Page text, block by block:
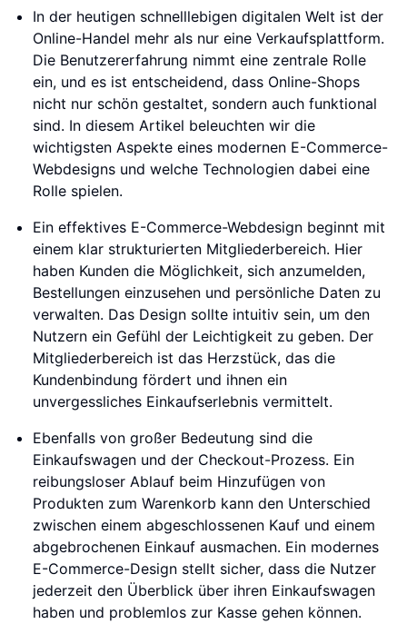
In der heutigen schnelllebigen digitalen Welt ist der
Online-Handel mehr als nur eine Verkaufsplattform.
Die Benutzererfahrung nimmt eine zentrale Rolle
ein, und es ist entscheidend, dass Online-Shops
nicht nur schön gestaltet, sondern auch funktional
sind. In diesem Artikel beleuchten wir die
wichtigsten Aspekte eines modernen E-Commerce-
Webdesigns und welche Technologien dabei eine
Rolle spielen.
Ein effektives E-Commerce-Webdesign beginnt mit
einem klar strukturierten Mitgliederbereich. Hier
haben Kunden die Möglichkeit, sich anzumelden,
Bestellungen einzusehen und persönliche Daten zu
verwalten. Das Design sollte intuitiv sein, um den
Nutzern ein Gefühl der Leichtigkeit zu geben. Der
Mitgliederbereich ist das Herzstück, das die
Kundenbindung fördert und ihnen ein
unvergessliches Einkaufserlebnis vermittelt.
Ebenfalls von großer Bedeutung sind die
Einkaufswagen und der Checkout-Prozess. Ein
reibungsloser Ablauf beim Hinzufügen von
Produkten zum Warenkorb kann den Unterschied
zwischen einem abgeschlossenen Kauf und einem
abgebrochenen Einkauf ausmachen. Ein modernes
E-Commerce-Design stellt sicher, dass die Nutzer
jederzeit den Überblick über ihren Einkaufswagen
haben und problemlos zur Kasse gehen können.